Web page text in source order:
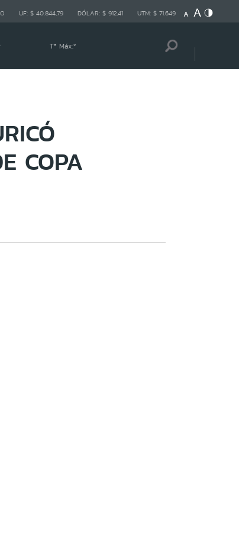
UF: $ 40.844,79 DÓLAR: $ 912,41 UTM: $ 71.649
Tª Máx:º
COPA